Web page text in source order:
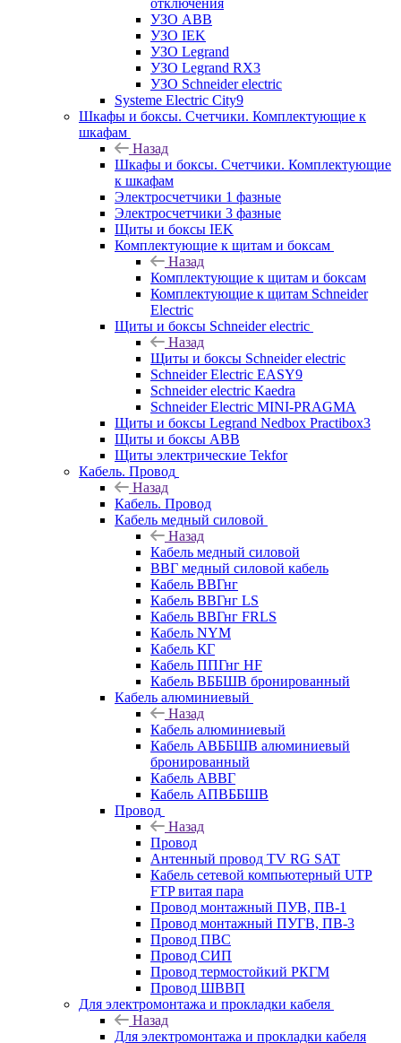
УЗО ABB
УЗО IEK
УЗО Legrand
УЗО Legrand RX3
УЗО Schneider electric
Systeme Electric City9
Шкафы и боксы. Счетчики. Комплектующие к
шкафам
Назад
Шкафы и боксы. Счетчики. Комплектующие
к шкафам
Электросчетчики 1 фазные
Электросчетчики 3 фазные
Щиты и боксы IEK
Комплектующие к щитам и боксам
Назад
Комплектующие к щитам и боксам
Комплектующие к щитам Schneider
Electric
Щиты и боксы Schneider electric
Назад
Щиты и боксы Schneider electric
Schneider Electric EASY9
Schneider electric Kaedra
Schneider Electric MINI-PRAGMA
Щиты и боксы Legrand Nedbox Practibox3
Щиты и боксы ABB
Щиты электрические Tekfor
Кабель. Провод
Назад
Кабель. Провод
Кабель медный силовой
Назад
Кабель медный силовой
ВВГ медный силовой кабель
Кабель ВВГнг
Кабель ВВГнг LS
Кабель ВВГнг FRLS
Кабель NYM
Кабель КГ
Кабель ППГнг HF
Кабель ВББШВ бронированный
Кабель алюминиевый
Назад
Кабель алюминиевый
Кабель АВББШВ алюминиевый
бронированный
Кабель АВВГ
Кабель АПВББШВ
Провод
Назад
Провод
Антенный провод TV RG SAT
Кабель сетевой компьютерный UTP
FTP витая пара
Провод монтажный ПУВ, ПВ-1
Провод монтажный ПУГВ, ПВ-3
Провод ПВС
Провод СИП
Провод термостойкий РКГМ
Провод ШВВП
Для электромонтажа и прокладки кабеля
Назад
Для электромонтажа и прокладки кабеля